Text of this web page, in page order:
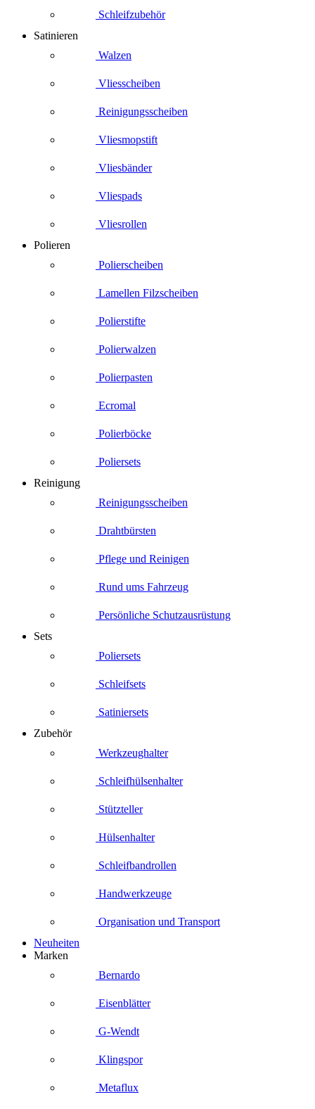
Schleifzubehör
Satinieren
Walzen
Vliesscheiben
Reinigungsscheiben
Vliesmopstift
Vliesbänder
Vliespads
Vliesrollen
Polieren
Polierscheiben
Lamellen Filzscheiben
Polierstifte
Polierwalzen
Polierpasten
Ecromal
Polierböcke
Poliersets
Reinigung
Reinigungsscheiben
Drahtbürsten
Pflege und Reinigen
Rund ums Fahrzeug
Persönliche Schutzausrüstung
Sets
Poliersets
Schleifsets
Satiniersets
Zubehör
Werkzeughalter
Schleifhülsenhalter
Stützteller
Hülsenhalter
Schleifbandrollen
Handwerkzeuge
Organisation und Transport
Neuheiten
Marken
Bernardo
Eisenblätter
G-Wendt
Klingspor
Metaflux